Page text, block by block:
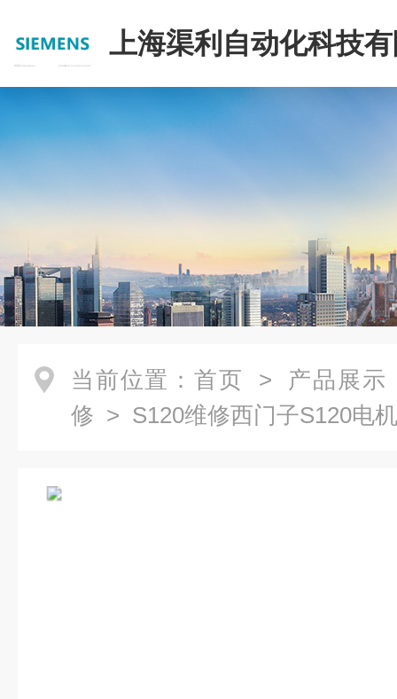
上海渠利自动化科技
当前位置： 首页 > 产品展示
修 > S120维修西门子S120电